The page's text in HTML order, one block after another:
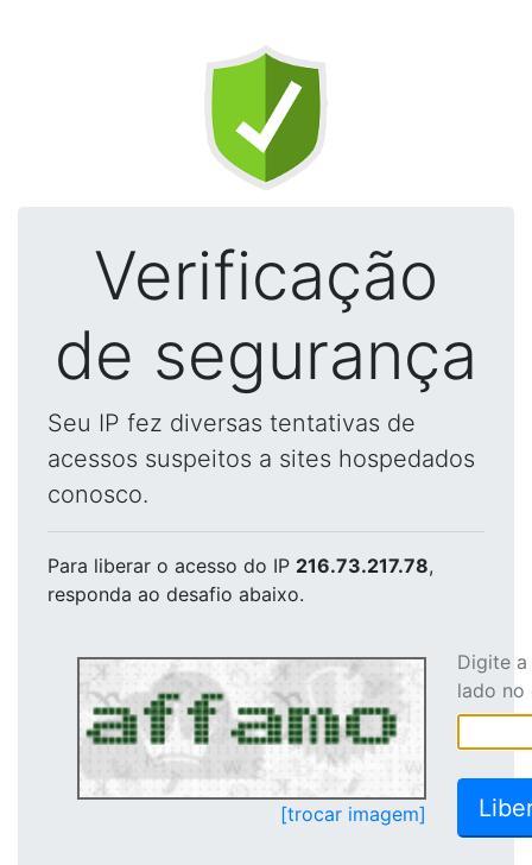
Verificação
de segurança
Seu IP fez diversas tentativas de
acessos suspeitos a sites hospedados
conosco.
Para liberar o acesso do IP 216.73.217.78,
responda ao desafio abaixo.
[trocar imagem]
Digite
lado no